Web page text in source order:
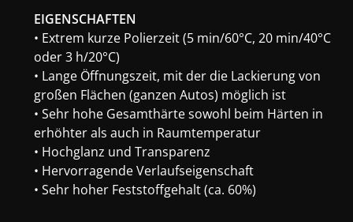
6115
Schnell
(FAST)
SET
7,5L
Menge
EIGENSCHAFTEN
• Extrem kurze Polierzeit (5 min/60°C, 20 min/40°C
oder 3 h/20°C)
• Lange Öffnungszeit, mit der die Lackierung von
großen Flächen (ganzen Autos) möglich ist
• Sehr hohe Gesamthärte sowohl beim Härten in
erhöhter als auch in Raumtemperatur
• Hochglanz und Transparenz
• Hervorragende Verlaufseigenschaft
• Sehr hoher Feststoffgehalt (ca. 60%)